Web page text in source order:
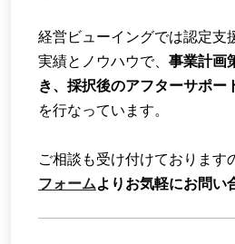
経営ビューイングでは認定支
実績とノウハウで、 事業計画
き、採択後のアフターサポー
を行なっています。
ご相談も受け付けております
フォームよりお気軽にお問い